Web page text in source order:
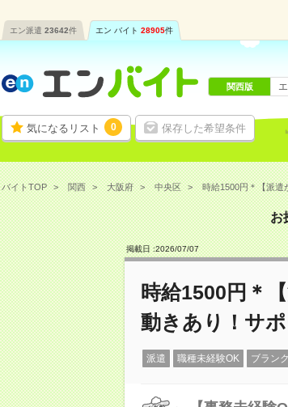
エン派遣 23642件 エン バイト 28905件
気になるリスト 0 保存した希望条件
関西版
バイトTOP 関西 大阪府 中央区 時給1500円＊【派遣
お
掲載日 :2026/07/07
時給1500円＊
動きあり！サ
派遣 職種未経験OK ブラン